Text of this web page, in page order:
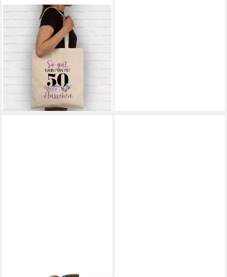
SHIRTRACER
Umhängetasche So gut kann
man mit 50 aussehen -
Blumenar­ran­ge­ment zum
Fünfzigsten, 50. Geburtstag
lieferbar - in 2-3 Werktagen bei dir